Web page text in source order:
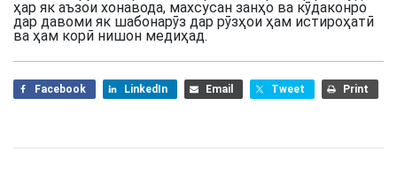
ҳар як аъзои хонавода, махсусан занҳо ва кӯдаконро
дар давоми як шабонарӯз дар рӯзҳои ҳам истироҳатӣ
ва ҳам корӣ нишон медиҳад.
Facebook LinkedIn Email Tweet Print